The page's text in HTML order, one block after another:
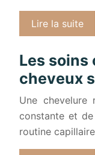
Lire la suite
Les soins
cheveux
Une chevelure
constante et
routine